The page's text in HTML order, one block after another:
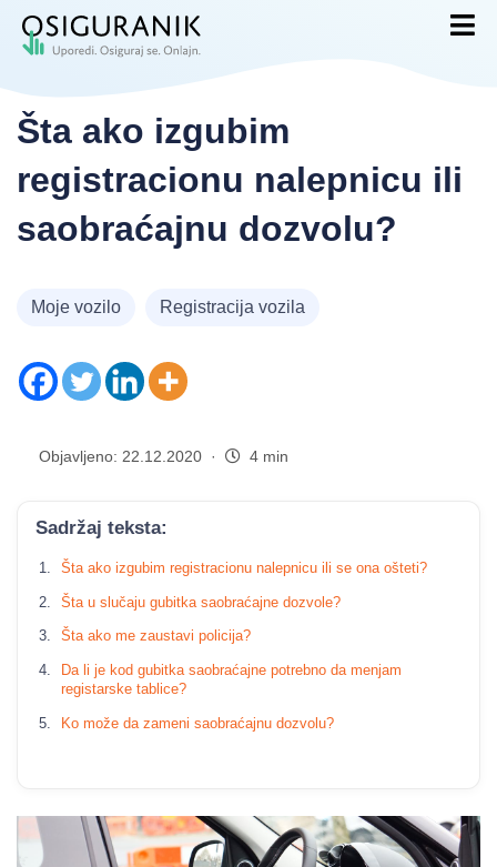
Šta ako izgubim
registracionu nalepnicu ili
saobraćajnu dozvolu?
Moje vozilo Registracija vozila
Objavljeno: 22.12.2020 · 4 min
Sadržaj teksta:
Šta ako izgubim registracionu nalepnicu ili se ona ošteti?
Šta u slučaju gubitka saobraćajne dozvole?
Šta ako me zaustavi policija?
Da li je kod gubitka saobraćajne potrebno da menjam
registarske tablice?
Ko može da zameni saobraćajnu dozvolu?